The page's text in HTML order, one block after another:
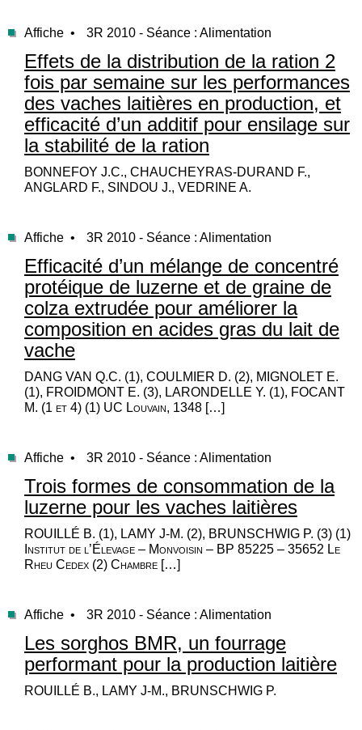
Affiche • 3R 2010 - Séance : Alimentation
Effets de la distribution de la ration 2
fois par semaine sur les performances
des vaches laitières en production, et
efficacité d’un additif pour ensilage sur
la stabilité de la ration
BONNEFOY J.C., CHAUCHEYRAS-DURAND F.,
ANGLARD F., SINDOU J., VEDRINE A.
Affiche • 3R 2010 - Séance : Alimentation
Efficacité d’un mélange de concentré
protéique de luzerne et de graine de
colza extrudée pour améliorer la
composition en acides gras du lait de
vache
DANG VAN Q.C. (1), COULMIER D. (2), MIGNOLET E.
(1), FROIDMONT E. (3), LARONDELLE Y. (1), FOCANT
M. (1 et 4) (1) UC Louvain, 1348 […]
Affiche • 3R 2010 - Séance : Alimentation
Trois formes de consommation de la
luzerne pour les vaches laitières
ROUILLÉ B. (1), LAMY J-M. (2), BRUNSCHWIG P. (3) (1)
Institut de l’Élevage – Monvoisin – BP 85225 – 35652 Le
Rheu Cedex (2) Chambre […]
Affiche • 3R 2010 - Séance : Alimentation
Les sorghos BMR, un fourrage
performant pour la production laitière
ROUILLÉ B., LAMY J-M., BRUNSCHWIG P.